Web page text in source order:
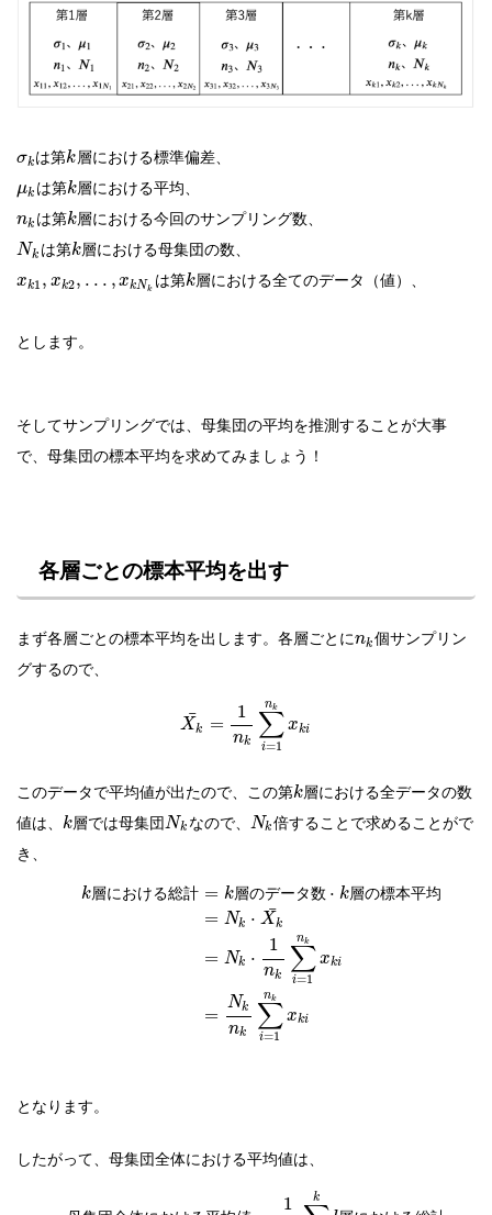
σkは第k層における標準偏差、
μk は第k層における平均、
nk は第k層における今回のサンプリング数、
Nk は第k層における母集団の数、
xk1 , xk2, . . . , xkNk は第k層における全てのデータ（値）、
とします。
そしてサンプリングでは、母集団の平均を推測することが大事
で、母集団の標本平均を求めてみましょう！
各層ごとの標本平均を出す
まず各層ごとの標本平均を出します。各層ごとにnk個サンプリン
グするので、
Xk
¯ =
1
nk ∑
i=1
nk
xki
このデータで平均値が出たので、この第k層における全データの数
値は、
k層では母集団Nk なので、 Nk倍することで求めることがで
き、
k層における総計 =
=
=
=
k層のデータ数 ⋅ k層の標本平均
Nk ⋅ Xk
¯
Nk ⋅
1
nk ∑
i=1
nk
xki
Nk
nk ∑
i=1
nk
xki
となります。
したがって、母集団全体における平均値は、
1 k